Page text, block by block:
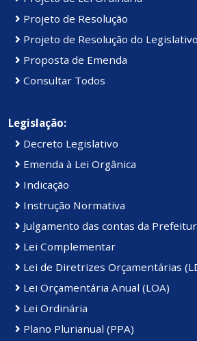
Projeto de Resolução
Projeto de Resolução do Legislativo
Proposta de Emenda
Consultar Todos
Legislação:
Decreto Legislativo
Emenda à Lei Orgânica
Indicação
Instrução Normativa
Julgamento das contas da
Lei Complementar
Lei de Diretrizes Orçamentárias
Lei Orçamentária Anual (LOA)
Lei Ordinária
Plano Plurianual (PPA)